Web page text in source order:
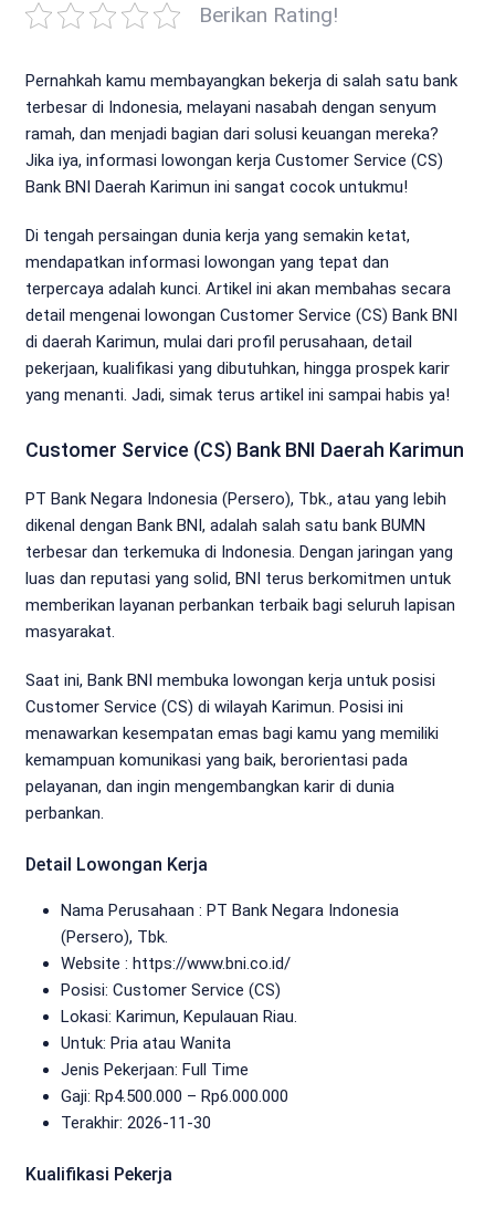
Berikan Rating!
Pernahkah kamu membayangkan bekerja di salah satu bank
terbesar di Indonesia, melayani nasabah dengan senyum
ramah, dan menjadi bagian dari solusi keuangan mereka?
Jika iya, informasi lowongan kerja Customer Service (CS)
Bank BNI Daerah Karimun ini sangat cocok untukmu!
Di tengah persaingan dunia kerja yang semakin ketat,
mendapatkan informasi lowongan yang tepat dan
terpercaya adalah kunci. Artikel ini akan membahas secara
detail mengenai lowongan Customer Service (CS) Bank BNI
di daerah Karimun, mulai dari profil perusahaan, detail
pekerjaan, kualifikasi yang dibutuhkan, hingga prospek karir
yang menanti. Jadi, simak terus artikel ini sampai habis ya!
Customer Service (CS) Bank BNI Daerah Karimun
PT Bank Negara Indonesia (Persero), Tbk., atau yang lebih
dikenal dengan Bank BNI, adalah salah satu bank BUMN
terbesar dan terkemuka di Indonesia. Dengan jaringan yang
luas dan reputasi yang solid, BNI terus berkomitmen untuk
memberikan layanan perbankan terbaik bagi seluruh lapisan
masyarakat.
Saat ini, Bank BNI membuka lowongan kerja untuk posisi
Customer Service (CS) di wilayah Karimun. Posisi ini
menawarkan kesempatan emas bagi kamu yang memiliki
kemampuan komunikasi yang baik, berorientasi pada
pelayanan, dan ingin mengembangkan karir di dunia
perbankan.
Detail Lowongan Kerja
Nama Perusahaan : PT Bank Negara Indonesia
(Persero), Tbk.
Website : https://www.bni.co.id/
Posisi: Customer Service (CS)
Lokasi: Karimun, Kepulauan Riau.
Untuk: Pria atau Wanita
Jenis Pekerjaan: Full Time
Gaji: Rp4.500.000 – Rp6.000.000
Terakhir: 2026-11-30
Kualifikasi Pekerja